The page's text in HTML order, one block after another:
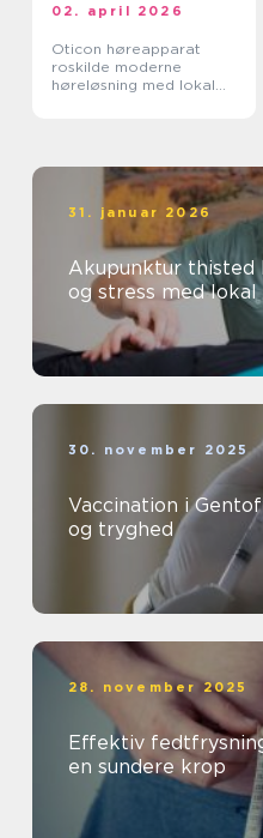
02. april 2026
Oticon høreapparat
roskilde moderne
høreløsning med lokal
31. januar 2026
Akupunktur thisted lindring af smerter
og stress med
30. november 2025
Vaccination i
og tryghed
28. november 2025
Effektiv
en sundere krop